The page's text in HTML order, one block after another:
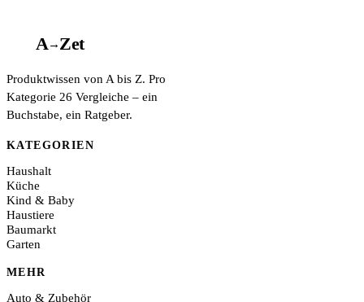
A→Zet
Produktwissen von A bis Z. Pro
Kategorie 26 Vergleiche – ein
Buchstabe, ein Ratgeber.
KATEGORIEN
Haushalt
Küche
Kind & Baby
Haustiere
Baumarkt
Garten
MEHR
Auto & Zubehör